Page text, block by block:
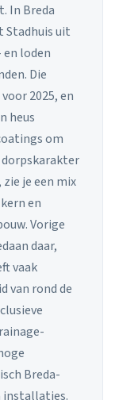
In Breda
Stadhuis uit
loden
Die
2025, en
heus
om
je een mix
en
Vorige
daar,
vaak
van rond de
Breda-
installaties.